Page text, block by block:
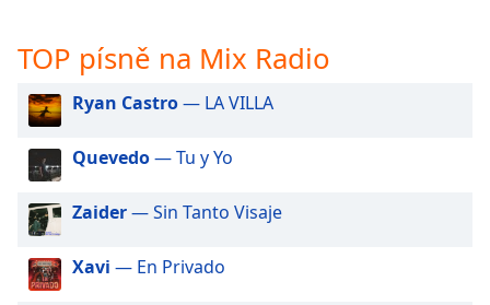
selected
Audio
Track
Picture-
in-
Fullscreen
TOP písně na Mix Radio
Ryan Castro— LA VILLA
Quevedo— Tu y Yo
Zaider— Sin Tanto Visaje
Xavi — En Privado